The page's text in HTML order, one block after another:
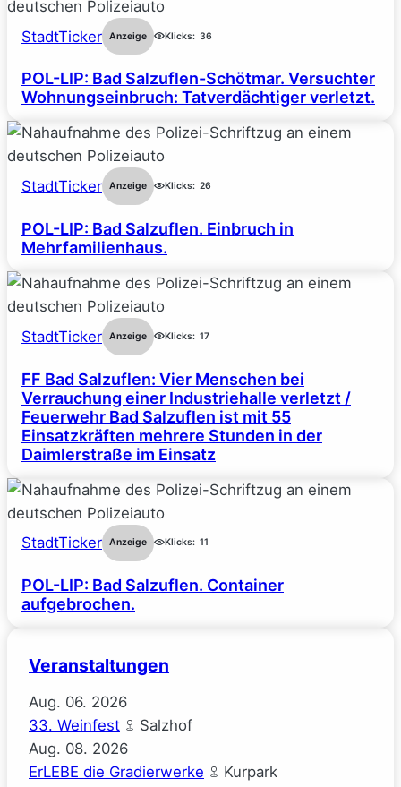
StadtTicker Anzeige Klicks: 36
POL-LIP: Bad Salzuflen-Schötmar. Versuchter
Wohnungseinbruch: Tatverdächtiger verletzt.
StadtTicker Anzeige Klicks: 26
POL-LIP: Bad Salzuflen. Einbruch in
Mehrfamilienhaus.
StadtTicker Anzeige Klicks: 17
FF Bad Salzuflen: Vier Menschen bei
Verrauchung einer Industriehalle verletzt /
Feuerwehr Bad Salzuflen ist mit 55
Einsatzkräften mehrere Stunden in der
Daimlerstraße im Einsatz
StadtTicker Anzeige Klicks: 11
POL-LIP: Bad Salzuflen. Container
aufgebrochen.
Veranstaltungen
Aug. 06. 2026
33. Weinfest
Salzhof
Aug. 08. 2026
ErLEBE die Gradierwerke
Kurpark